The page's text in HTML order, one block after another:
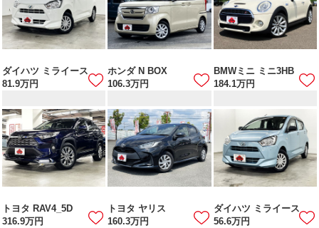
ダイハツ ミライース
81.9万円
ホンダ N BOX
106.3万円
BMWミニ ミニ3HB
184.1万円
トヨタ RAV4_5D
316.9万円
トヨタ ヤリス
160.3万円
ダイハツ ミライース
56.6万円